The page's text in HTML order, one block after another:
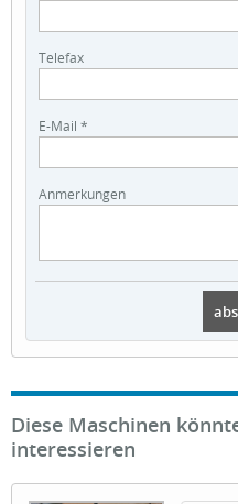
Telefax
E-Mail *
Anmerkungen
Diese Maschinen
interessieren